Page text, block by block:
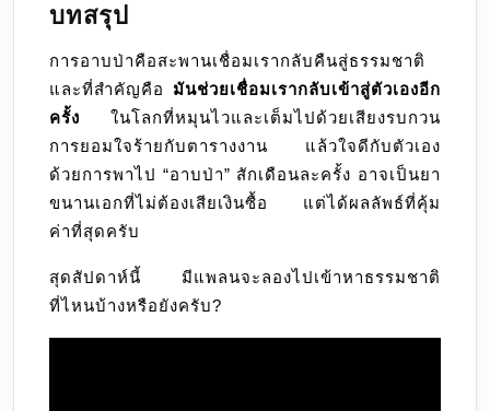
บทสรุป
การอาบป่าคือสะพานเชื่อมเรากลับคืนสู่ธรรมชาติ
และที่สำคัญคือ มันช่วยเชื่อมเรากลับเข้าสู่ตัวเองอีก
ครั้ง ในโลกที่หมุนไวและเต็มไปด้วยเสียงรบกวน
การยอมใจร้ายกับตารางงาน แล้วใจดีกับตัวเอง
ด้วยการพาไป “อาบป่า” สักเดือนละครั้ง อาจเป็นยา
ขนานเอกที่ไม่ต้องเสียเงินซื้อ แต่ได้ผลลัพธ์ที่คุ้ม
ค่าที่สุดครับ
สุดสัปดาห์นี้ มีแพลนจะลองไปเข้าหาธรรมชาติ
ที่ไหนบ้างหรือยังครับ?